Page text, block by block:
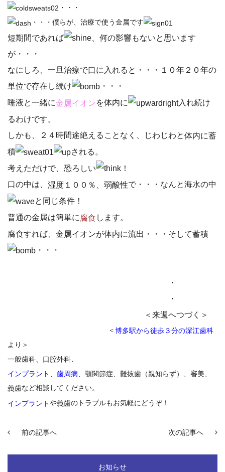
・・・
・・・僕らが、治療で使う金属です
短期間であれば
、何の影響もないと思います
が・・・
なにしろ、一旦治療で口に入れると・・・１０年２０年の
単位で存在し続け
・・・
唾液と一緒に金属イオンを体内に
入れ続け
るわけです。
しかも、２４時間途絶えることなく、じわじわと体内に蓄
積
される。
考えただけで、恐ろしい
！
口の中は、 湿度１００％、弱酸性で・・・なんと海水の中
と同じ条件！
普通の金属は簡単に 腐食 します。
腐食すれば、金属イオンが体内に流出・・・そして蓄積
・・・
・
・
＜来週へつづく＞
＜博多駅から徒歩３分の深江歯科
より＞
一般歯科、口腔外科
インプラント 、 歯周病、顎関節症、難抜歯（親知らず）、審美、
義歯など相談してください。
インプラントや義歯のトラブルもお気軽にどうぞ！
前の記事へ 次の記事へ
お知らせ